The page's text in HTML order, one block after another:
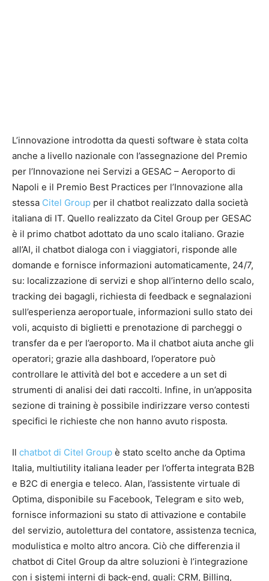
L’innovazione introdotta da questi software è stata colta
anche a livello nazionale con l’assegnazione del Premio
per l’Innovazione nei Servizi a GESAC – Aeroporto di
Napoli e il Premio Best Practices per l’Innovazione alla
stessa Citel Group per il chatbot realizzato dalla società
italiana di IT. Quello realizzato da Citel Group per GESAC
è il primo chatbot adottato da uno scalo italiano. Grazie
all’AI, il chatbot dialoga con i viaggiatori, risponde alle
domande e fornisce informazioni automaticamente, 24/7,
su: localizzazione di servizi e shop all’interno dello scalo,
tracking dei bagagli, richiesta di feedback e segnalazioni
sull’esperienza aeroportuale, informazioni sullo stato dei
voli, acquisto di biglietti e prenotazione di parcheggi o
transfer da e per l’aeroporto. Ma il chatbot aiuta anche gli
operatori; grazie alla dashboard, l’operatore può
controllare le attività del bot e accedere a un set di
strumenti di analisi dei dati raccolti. Infine, in un’apposita
sezione di training è possibile indirizzare verso contesti
specifici le richieste che non hanno avuto risposta.
Il chatbot di Citel Group è stato scelto anche da Optima
Italia, multiutility italiana leader per l’offerta integrata B2B
e B2C di energia e teleco. Alan, l’assistente virtuale di
Optima, disponibile su Facebook, Telegram e sito web,
fornisce informazioni su stato di attivazione e contabile
del servizio, autolettura del contatore, assistenza tecnica,
modulistica e molto altro ancora. Ciò che differenzia il
chatbot di Citel Group da altre soluzioni è l’integrazione
con i sistemi interni di back-end, quali: CRM, Billing,